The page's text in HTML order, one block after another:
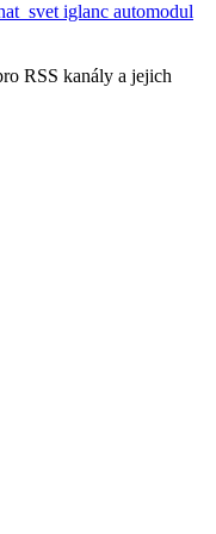
iglanc automodul
RSS kanály a jejich